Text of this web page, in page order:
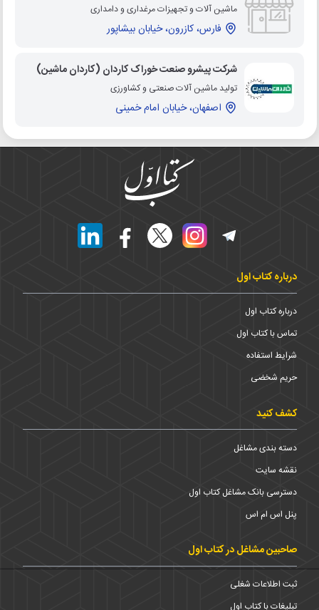
ماشین آلات و تجهیزات مرغداری و دامداری
فارس، کازرون، خیابان بیشاپور
شرکت پیشرو صنعت خوراک کاردان (کاردان ماشین)
تولید ماشین آلات صنعتی و کشاورزی
اصفهان، خیابان امام خمینی
درباره کتاب اول
درباره کتاب اول
تماس با کتاب اول
شرایط استفاده
حریم شخضی
کشف کنید
دسته بندی مشاغل
نقشه سایت
دسترسی بانک مشاغل کتاب اول
پنل اس ام اس
صاحبین مشاغل در کتاب اول
ثبت اطلاعات شغلی
تبلیغات با کتاب اول